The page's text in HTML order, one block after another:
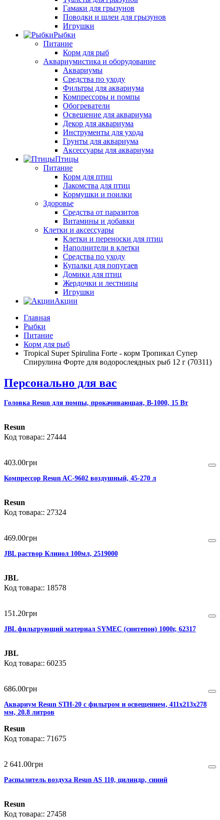
Гамаки для грызунов
Поводки и шлеи для грызунов
Игрушки
Рыбки
Питание
Корм для рыб
Аквариумистика и оборудование
Аквариумы
Средства по уходу
Фильтры для аквариума
Компрессоры и помпы
Обогреватели
Освещение для аквариума
Декор для аквариума
Инструменты для ухода
Грунты для аквариума
Аксессуары для аквариума
Птицы
Питание
Корм для птиц
Лакомства для птиц
Кормушки и поилки
Здоровье
Средства от паразитов
Витамины и добавки
Клетки и аксессуары
Клетки и переноски для птиц
Наполнители в клетки
Средства по уходу
Купалки для попугаев
Домики для птиц
Жердочки и лестницы
Игрушки
Акции
Главная
Рыбки
Питание
Корм для рыб
Tropical Super Spirulina Forte - корм Тропикал Супер
Спирулина Форте для водорослеядных рыб 12 г (70311)
Персонально для вас
Головка Resun для помпы, прокачивающая, В-1000, 15 Вт
Resun
27444
403.00грн
Компрессор Resun AC-9602 воздушный, 45-270 л
Resun
27324
469.00грн
JBL раствор Клинол 100мл, 2519000
JBL
18578
151.20грн
JBL фильтрующий материал SYMEC (cинтепон) 1000г, 62317
JBL
60235
686.00грн
Аквариум Resun STH-20 с фильтром и освещением, 411x213x278
мм, 20.8 литров
Resun
71675
2 641.00грн
Распылитель воздуха Resun AS 110, цилиндр, синий
Resun
27458